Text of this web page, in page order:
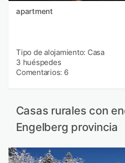
apartment
Tipo de alojamiento: Casa
3 huéspedes
Comentarios: 6
Casas rurales con
Engelberg provincia